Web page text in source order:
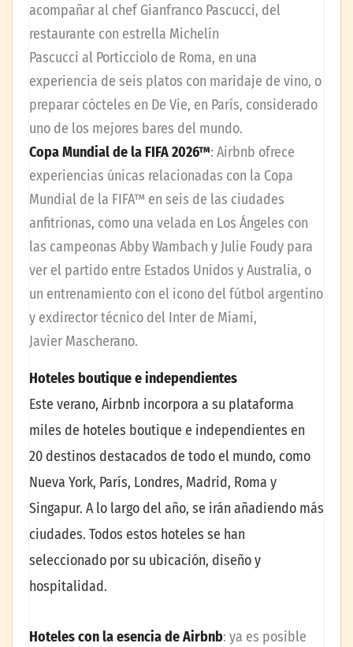
acompañar al chef Gianfranco Pascucci, del
restaurante con estrella Michelín
Pascucci al Porticciolo de Roma, en una
experiencia de seis platos con maridaje de vino, o
preparar cócteles en De Vie, en París, considerado
uno de los mejores bares del mundo.
Copa Mundial de la FIFA2026™: Airbnb ofrece
experiencias únicas relacionadas con la Copa
Mundial de la FIFA™ en seis de las ciudades
anfitrionas, como una velada en Los Ángeles con
las campeonas Abby Wambach y Julie Foudy para
ver el partido entre Estados Unidos y Australia, o
un entrenamiento con el icono del fútbol argentino
y exdirector técnico del Inter de Miami,
Javier Mascherano.
Hoteles boutique e independientes
Este verano, Airbnb incorpora a su plataforma
miles de hoteles boutique e independientes en
20 destinos destacados de todo el mundo, como
Nueva York, París, Londres, Madrid, Roma y
Singapur. A lo largo del año, se irán añadiendo más
ciudades. Todos estos hoteles se han
seleccionado por su ubicación, diseño y
hospitalidad.
Hoteles con la esencia de Airbnb: ya es posible